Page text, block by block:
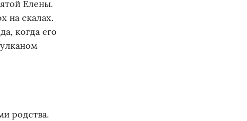
Елены.
на скалах.
когда его
родства.